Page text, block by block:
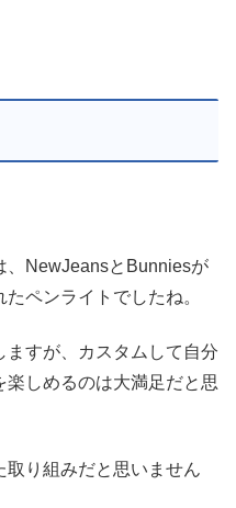
、NewJeansとBunniesが
ペンライトでしたね。
すが、カスタムして自分
しめるのは大満足だと思
取り組みだと思いません